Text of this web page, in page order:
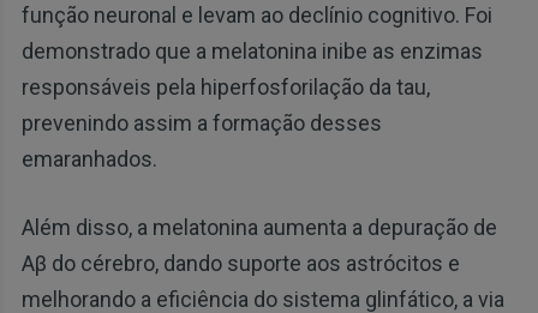
função neuronal e levam ao declínio cognitivo. Foi
demonstrado que a melatonina inibe as enzimas
responsáveis pela hiperfosforilação da tau,
prevenindo assim a formação desses
emaranhados.
Além disso, a melatonina aumenta a depuração de
Aβ do cérebro, dando suporte aos astrócitos e
melhorando a eficiência do sistema glinfático, a via